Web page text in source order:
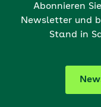
Abonnieren
Newsletter und
Stand in